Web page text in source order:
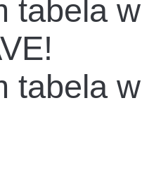
tabela
tabela